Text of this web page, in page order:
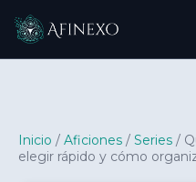
Inicio Afinexo
Inicio / Aficiones / Series /
elegir rápido y cómo